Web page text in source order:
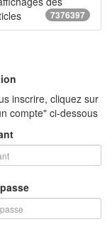
7376397
inscrire, cliquez sur
compte" ci-dessous